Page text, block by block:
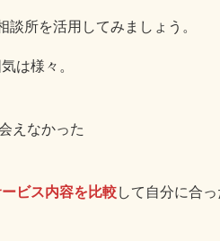
所を活用してみましょう。
は様々。
えなかった
ビス内容を比較して自分に合